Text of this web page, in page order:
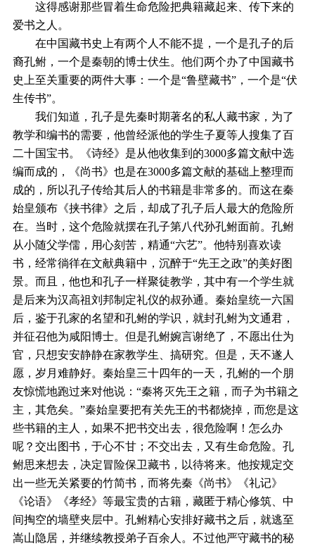
这得感谢那些冒着生命危险把典籍藏起来、传下来的
爱书之人。
在中国藏书史上有两个人不能不提，一个是孔子的后
裔孔鲋，一个是秦朝的博士伏生。他们两个办了中国藏书
史上至关重要的两件大事：一个是“鲁壁藏书”，一个是“伏
生传书”。
我们知道，孔子是先秦时期著名的私人藏书家，为了
教学和编书的需要，他曾经派他的学生子夏等人搜集了百
二十国宝书。《诗经》是从他收集到的3000多篇文献中选
编而成的，《尚书》也是在3000多篇文献的基础上整理而
成的，所以孔子传给其后人的书籍是非常多的。而这在秦
始皇颁布《挟书律》之后，却成了孔子后人最大的危险所
在。当时，这个危险就摆在孔子第八代孙孔鲋面前。孔鲋
从小随父学儒，用心刻苦，精通“六艺”。他特别喜欢读
书，经常徜徉在文献典籍中，沉醉于“先王之政”的美好图
景。而且，他也和孔子一样聚徒教学，其中有一个学生就
是后来为汉高祖刘邦制定礼仪的叔孙通。秦始皇统一六国
后，鉴于孔家的名望和孔鲋的学识，就封孔鲋为文通君，
并征召他为咸阳博士。但是孔鲋婉言谢绝了，不愿出仕为
官，只想安安静静在家教学生、搞研究。但是，天不遂人
愿，岁月难静好。秦始皇三十四年的一天，孔鲋的一个朋
友惊慌地跑过来对他说：“秦将灭先王之籍，而子为书籍之
主，其危矣。”秦始皇要把有关先王的书都烧掉，而您是这
些书籍的主人，如果不把书交出去，很危险啊！怎么办
呢？交出图书，于心不甘；不交出去，又有生命危险。孔
鲋思来想去，决定冒险保卫藏书，以待将来。他按规定交
出一些无关紧要的竹简书，而将先秦《尚书》《礼记》
《论语》《孝经》等最宝贵的古籍，藏匿于精心修筑、中
间掏空的墙壁夹层中。孔鲋精心安排好藏书之后，就逃至
嵩山隐居，并继续教授弟子百余人。不过他严守藏书的秘